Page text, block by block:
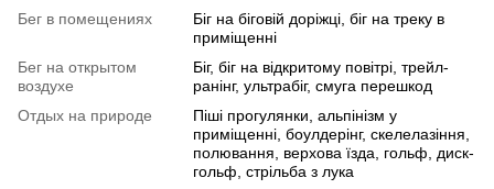
Бег в помещениях
Біг на біговій доріжці, біг на треку в
приміщенні
Бег на открытом
воздухе
Біг, біг на відкритому повітрі, трейл-
ранінг, ультрабіг, смуга перешкод
Отдых на природе
Піші прогулянки, альпінізм у
приміщенні, боулдерінг, скелелазіння,
полювання, верхова їзда, гольф, диск-
гольф, стрільба з лука